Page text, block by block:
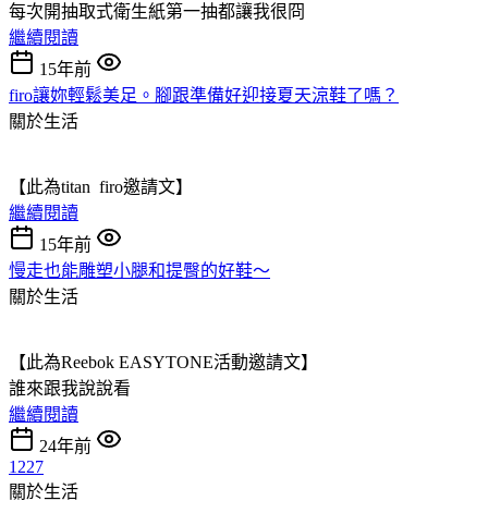
每次開抽取式衛生紙第一抽都讓我很冏
繼續閱讀
15年前
firo讓妳輕鬆美足。腳跟準備好迎接夏天涼鞋了嗎？
關於生活
【此為titan firo邀請文】
繼續閱讀
15年前
慢走也能雕塑小腿和提臀的好鞋～
關於生活
【此為Reebok EASYTONE活動邀請文】
誰來跟我說說看
繼續閱讀
24年前
1227
關於生活